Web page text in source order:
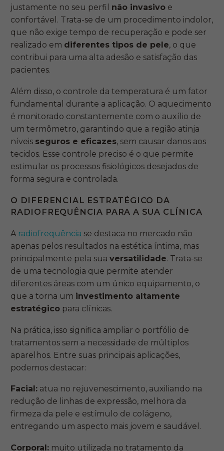
justamente no seu perfil não invasivo e
confortável. Trata-se de um procedimento indolor,
que não exige tempo de recuperação e pode ser
realizado em diferentes tipos de pele, o que
contribui para uma alta adesão e satisfação das
pacientes.
Além disso, o controle da temperatura é um fator
fundamental durante a aplicação. O aquecimento
é monitorado constantemente com o auxílio de
um termômetro, garantindo que a região atinja
níveis seguros e eficazes, sem causar danos aos
tecidos. Esse controle preciso é o que permite
estimular os processos fisiológicos desejados de
forma segura e controlada.
O DIFERENCIAL ESTRATÉGICO DA
RADIOFREQUÊNCIA PARA A SUA CLÍNICA
A radiofrequência se destaca no mercado não
apenas pelos resultados na estética íntima, mas
principalmente pela sua versatilidade. Trata-se
de uma tecnologia que permite atender
diferentes áreas com um único equipamento, o
que a torna um investimento altamente
estratégico para clínicas.
Na prática, isso significa ampliar o portfólio de
tratamentos sem a necessidade de múltiplos
aparelhos. Entre suas principais aplicações,
podemos destacar:
Facial: atua no rejuvenescimento, auxiliando na
redução de linhas de expressão, melhora da
firmeza da pele e estímulo de colágeno,
entregando um aspecto mais jovem e saudável.
Corporal: muito utilizada no tratamento da